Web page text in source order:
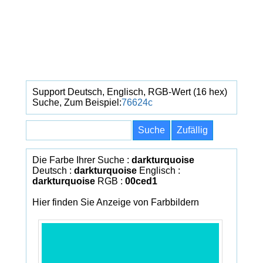
Support Deutsch, Englisch, RGB-Wert (16 hex)
Suche, Zum Beispiel:76624c
Die Farbe Ihrer Suche : darkturquoise
Deutsch : darkturquoise Englisch :
darkturquoise RGB : 00ced1
Hier finden Sie Anzeige von Farbbildern